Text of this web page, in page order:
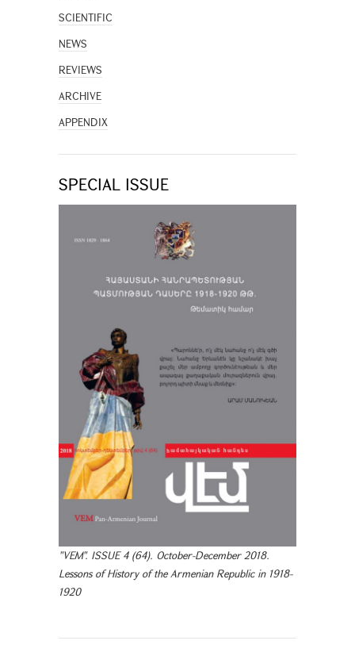
SCIENTIFIC
NEWS
REVIEWS
ARCHIVE
APPENDIX
SPECIAL ISSUE
"VEM". ISSUE 4 (64). October-December 2018.
Lessons of History of the Armenian Republic in 1918-
1920